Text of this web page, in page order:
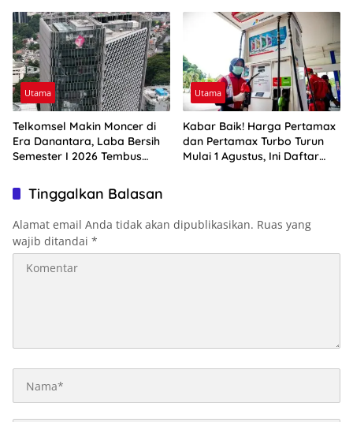
Utama
Telkomsel Makin Moncer di
Era Danantara, Laba Bersih
Semester I 2026 Tembus
Utama
Kabar Baik! Harga Pertamax
dan Pertamax Turbo Turun
Mulai 1 Agustus, Ini Daftar
Tinggalkan Balasan
Alamat email Anda tidak akan dipublikasikan. Ruas yang
wajib ditandai *